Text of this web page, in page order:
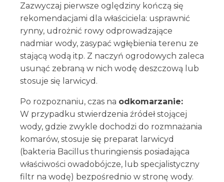
Zazwyczaj pierwsze oględziny kończą się
rekomendacjami dla właściciela: usprawnić
rynny, udrożnić rowy odprowadzające
nadmiar wody, zasypać wgłębienia terenu ze
stającą wodą itp. Z naczyń ogrodowych zaleca
usunąć zebraną w nich wodę deszczową lub
stosuje się larwicyd.
Po rozpoznaniu, czas na odkomarzanie:
W przypadku stwierdzenia źródeł stojącej
wody, gdzie zwykle dochodzi do rozmnażania
komarów, stosuje się preparat larwicyd
(bakteria Bacillus thuringiensis posiadająca
właściwości owadobójcze, lub specjalistyczny
filtr na wodę) bezpośrednio w stronę wody.